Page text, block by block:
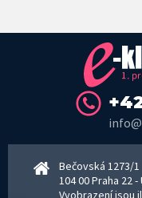
Bečovská 1273/1
104 00 Praha 22
Vyobrazení jsou